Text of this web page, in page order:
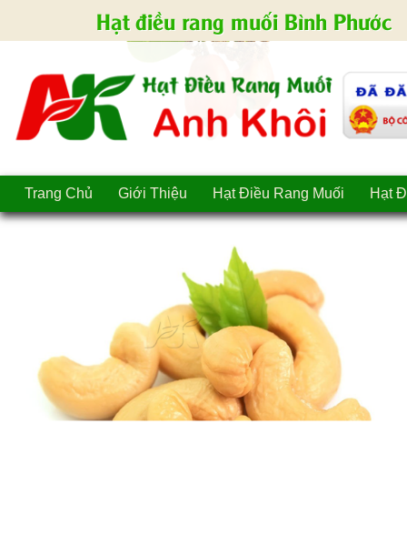
Hạt điều rang muối Bình Phước
Trang Chủ Giới Thiệu Hạt Điều Rang Muối Hạt